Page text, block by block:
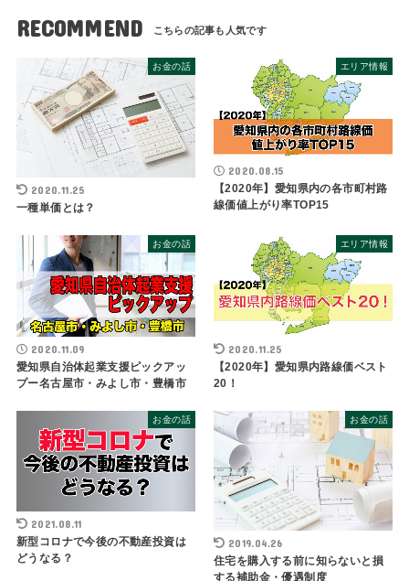
RECOMMEND
お金の話
2020.11.25
一種単価とは？
エリア情報
2020.08.15
【2020年】愛知県内の各市町村路
線価値上がり率TOP15
お金の話
2020.11.09
愛知県自治体起業支援ピックアッ
プー名古屋市・みよし市・豊橋市
エリア情報
2020.11.25
【2020年】愛知県内路線価ベスト
20！
お金の話
2021.08.11
新型コロナで今後の不動産投資は
どうなる？
お金の話
2019.04.26
住宅を購入する前に知らないと損
する補助金・優遇制度